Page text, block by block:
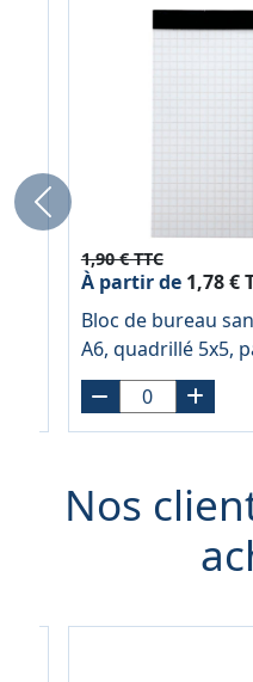
1,90 € TTC
À partir de1,78 €
Bloc de bureau
A6, quadrillé 5x5,
Previous
Nos